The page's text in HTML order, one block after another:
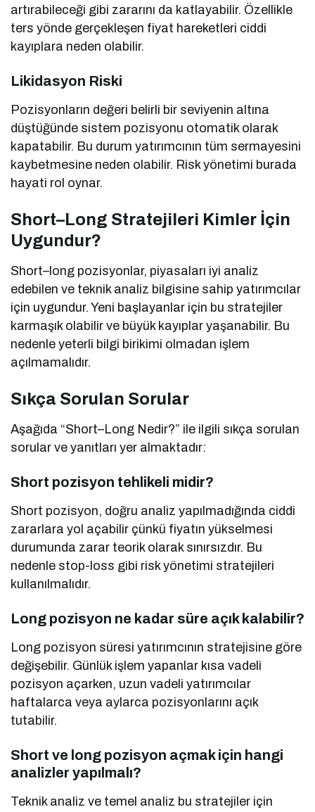
artırabileceği gibi zararını da katlayabilir. Özellikle
ters yönde gerçekleşen fiyat hareketleri ciddi
kayıplara neden olabilir.
Likidasyon Riski
Pozisyonların değeri belirli bir seviyenin altına
düştüğünde sistem pozisyonu otomatik olarak
kapatabilir. Bu durum yatırımcının tüm sermayesini
kaybetmesine neden olabilir. Risk yönetimi burada
hayati rol oynar.
Short–Long Stratejileri Kimler İçin
Uygundur?
Short–long pozisyonlar, piyasaları iyi analiz
edebilen ve teknik analiz bilgisine sahip yatırımcılar
için uygundur. Yeni başlayanlar için bu stratejiler
karmaşık olabilir ve büyük kayıplar yaşanabilir. Bu
nedenle yeterli bilgi birikimi olmadan işlem
açılmamalıdır.
Sıkça Sorulan Sorular
Aşağıda “Short–Long Nedir?” ile ilgili sıkça sorulan
sorular ve yanıtları yer almaktadır:
Short pozisyon tehlikeli midir?
Short pozisyon, doğru analiz yapılmadığında ciddi
zararlara yol açabilir çünkü fiyatın yükselmesi
durumunda zarar teorik olarak sınırsızdır. Bu
nedenle stop-loss gibi risk yönetimi stratejileri
kullanılmalıdır.
Long pozisyon ne kadar süre açık kalabilir?
Long pozisyon süresi yatırımcının stratejisine göre
değişebilir. Günlük işlem yapanlar kısa vadeli
pozisyon açarken, uzun vadeli yatırımcılar
haftalarca veya aylarca pozisyonlarını açık
tutabilir.
Short ve long pozisyon açmak için hangi
analizler yapılmalı?
Teknik analiz ve temel analiz bu stratejiler için